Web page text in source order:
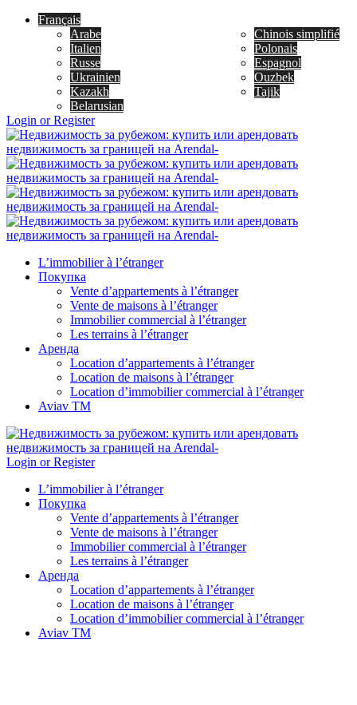
Français
Arabe
Chinois simplifié
Italien
Polonais
Russe
Espagnol
Ukrainien
Ouzbek
Kazakh
Tajik
Belarusian
Login or Register
L’immobilier à l’étranger
Покупка
Vente d’appartements à l’étranger
Vente de maisons à l’étranger
Immobilier commercial à l’étranger
Les terrains à l’étranger
Аренда
Location d’appartements à l’étranger
Location de maisons à l’étranger
Location d’immobilier commercial à l’étranger
Aviav TM
Login or Register
L’immobilier à l’étranger
Покупка
Vente d’appartements à l’étranger
Vente de maisons à l’étranger
Immobilier commercial à l’étranger
Les terrains à l’étranger
Аренда
Location d’appartements à l’étranger
Location de maisons à l’étranger
Location d’immobilier commercial à l’étranger
Aviav TM